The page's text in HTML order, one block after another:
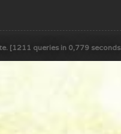
[1211 queries in 0,779